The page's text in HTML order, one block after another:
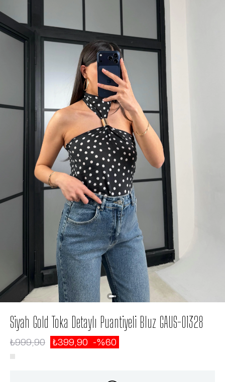
Siyah Gold Toka Detaylı Puantiyeli Bluz GAUS-01328
₺999,90 ₺399,90 60